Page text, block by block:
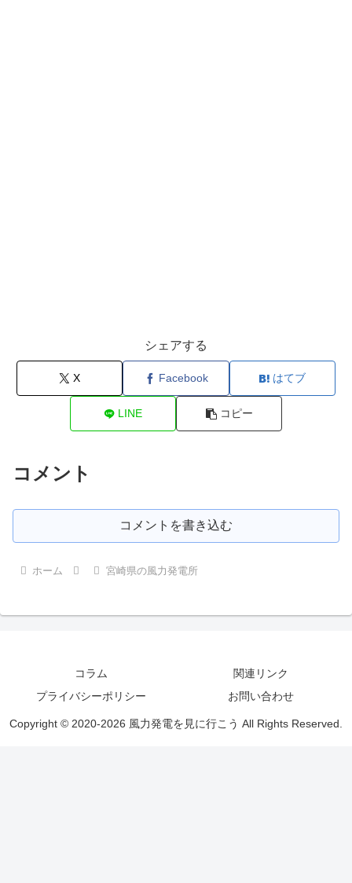
シェアする
X Facebook はてブ
LINE コピー
コメント
コメントを書き込む
ホーム 宮崎県の風力発電所
コラム
関連リンク
プライバシーポリシー
お問い合わせ
Copyright © 2020-2026 風力発電を見に行こう All Rights Reserved.